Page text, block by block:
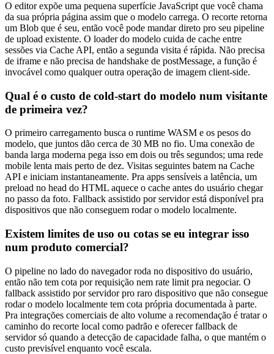
O editor expõe uma pequena superfície JavaScript que você chama
da sua própria página assim que o modelo carrega. O recorte retorna
um Blob que é seu, então você pode mandar direto pro seu pipeline
de upload existente. O loader do modelo cuida de cache entre
sessões via Cache API, então a segunda visita é rápida. Não precisa
de iframe e não precisa de handshake de postMessage, a função é
invocável como qualquer outra operação de imagem client-side.
Qual é o custo de cold-start do modelo num visitante
de primeira vez?
O primeiro carregamento busca o runtime WASM e os pesos do
modelo, que juntos dão cerca de 30 MB no fio. Uma conexão de
banda larga moderna pega isso em dois ou três segundos; uma rede
mobile lenta mais perto de dez. Visitas seguintes batem na Cache
API e iniciam instantaneamente. Pra apps sensíveis a latência, um
preload no head do HTML aquece o cache antes do usuário chegar
no passo da foto. Fallback assistido por servidor está disponível pra
dispositivos que não conseguem rodar o modelo localmente.
Existem limites de uso ou cotas se eu integrar isso
num produto comercial?
O pipeline no lado do navegador roda no dispositivo do usuário,
então não tem cota por requisição nem rate limit pra negociar. O
fallback assistido por servidor pro raro dispositivo que não consegue
rodar o modelo localmente tem cota própria documentada à parte.
Pra integrações comerciais de alto volume a recomendação é tratar o
caminho do recorte local como padrão e oferecer fallback de
servidor só quando a detecção de capacidade falha, o que mantém o
custo previsível enquanto você escala.